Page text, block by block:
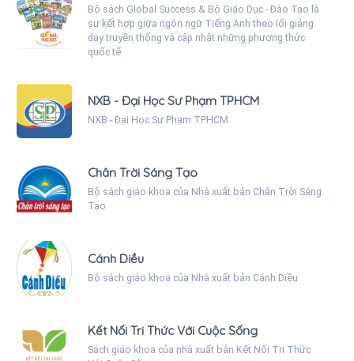
Bộ sách Global Success & Bộ Giáo Dục - Đào Tạo là
sự kết hợp giữa ngôn ngữ Tiếng Anh theo lối giảng
dạy truyền thống và cập nhật những phương thức
quốc tế
NXB - Đại Học Sư Phạm TPHCM
NXB - Đại Học Sư Phạm TPHCM
Chân Trời Sáng Tạo
Bộ sách giáo khoa của Nhà xuất bản Chân Trời Sáng
Tạo
Cánh Diều
Bộ sách giáo khoa của Nhà xuất bản Cánh Diều
Kết Nối Tri Thức Với Cuộc Sống
Sách giáo khoa của nhà xuất bản Kết Nối Tri Thức